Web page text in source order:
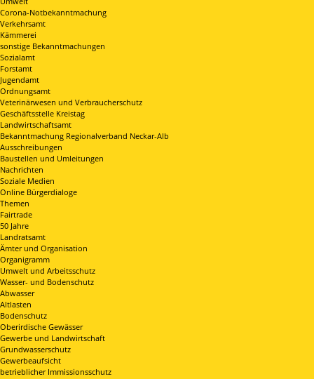
Corona-Notbekanntmachung
Verkehrsamt
Kämmerei
sonstige Bekanntmachungen
Sozialamt
Forstamt
Jugendamt
Ordnungsamt
Veterinärwesen und Verbraucherschutz
Geschäftsstelle Kreistag
Landwirtschaftsamt
Bekanntmachung Regionalverband Neckar-Alb
Ausschreibungen
Baustellen und Umleitungen
Nachrichten
Soziale Medien
Online Bürgerdialoge
Themen
Fairtrade
50 Jahre
Landratsamt
Ämter und Organisation
Organigramm
Umwelt und Arbeitsschutz
Wasser- und Bodenschutz
Abwasser
Altlasten
Bodenschutz
Oberirdische Gewässer
Gewerbe und Landwirtschaft
Grundwasserschutz
Gewerbeaufsicht
betrieblicher Immissionsschutz